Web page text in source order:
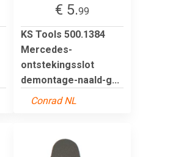
€ 5.99
KS Tools 500.1384
Mercedes-
ontstekingsslot
demontage-naald-g...
Conrad NL